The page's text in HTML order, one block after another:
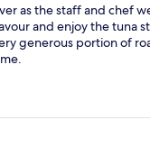
as the staff and chef
and enjoy the tuna
generous portion of